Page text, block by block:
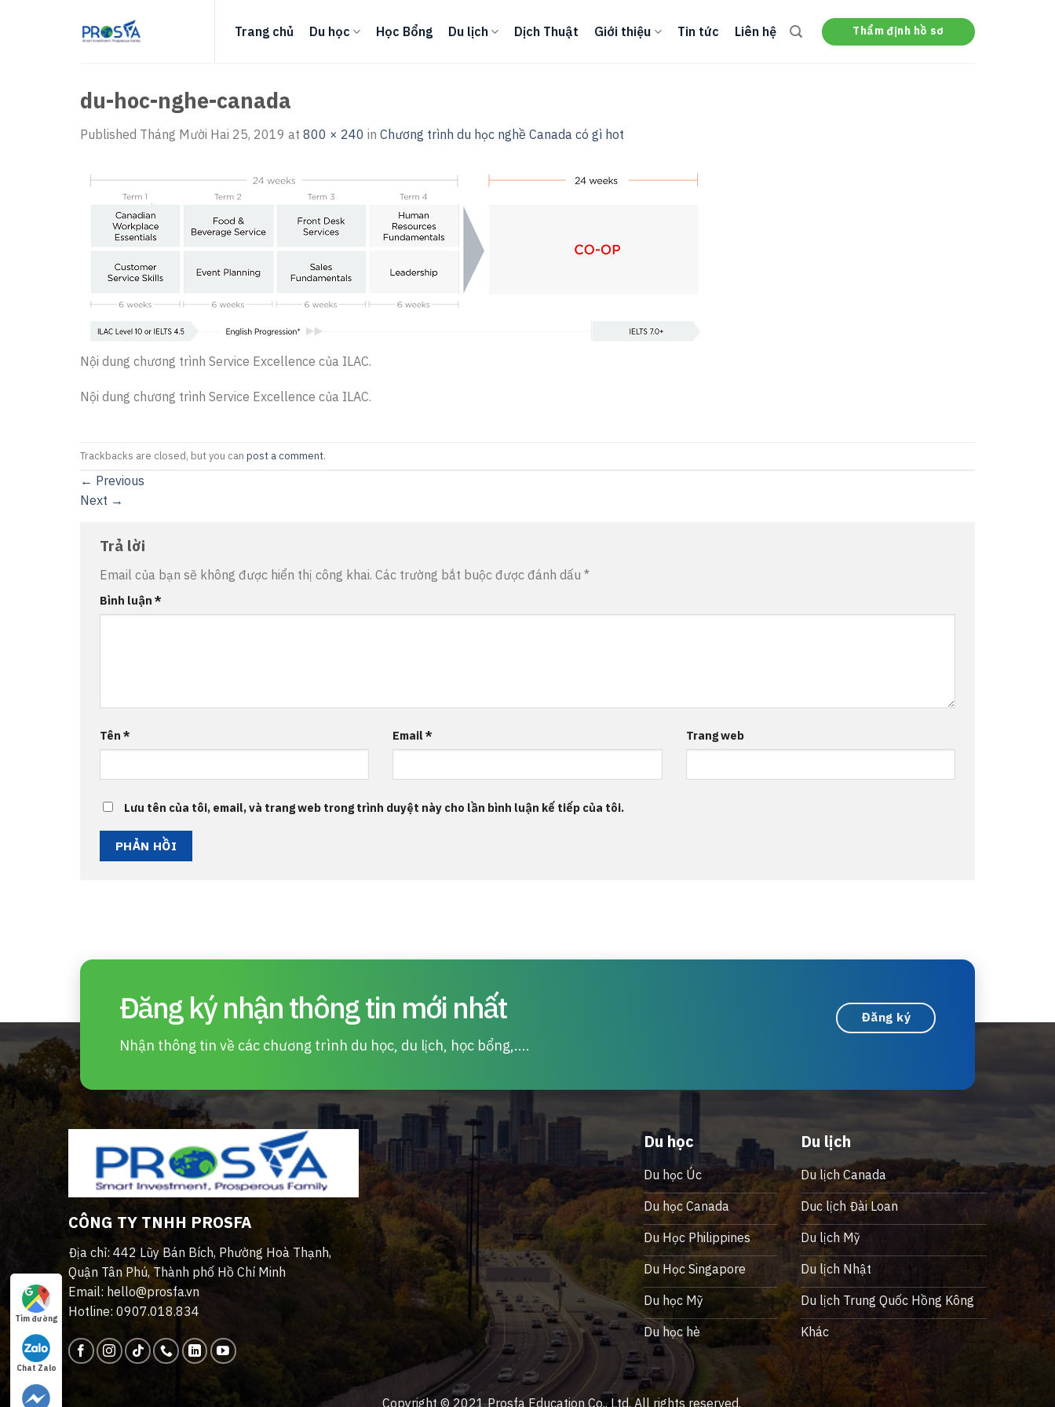
Trang chủ Du học Học Bổng Du lịch Dịch Thuật Giới thiệu Tin tức Liên hệ Thẩm định hồ sơ
du-hoc-nghe-canada
Published Tháng Mười Hai 25, 2019 at 800 × 240 in Chương trình du học nghề Canada có gì hot
Nội dung chương trình Service Excellence của ILAC.
Nội dung chương trình Service Excellence của ILAC.
Trackbacks are closed, but you can post a comment.
← Previous
Next →
Trả lời
Email của bạn sẽ không được hiển thị công khai. Các trường bắt buộc được đánh dấu *
Bình luận *
Tên * Email* Trang web
Lưu tên của tôi, email, và trang web trong trình duyệt này cho lần bình luận kế tiếp của tôi.
Đăng ký nhận thông tin mới nhất
Nhận thông tin về các chương trình du học, du lịch, học bổng,....
Đăng ký
CÔNG TY TNHH PROSFA
Địa chỉ: 442 Lũy Bán Bích, Phường Hoà Thạnh,
Quận Tân Phú, Thành phố Hồ Chí Minh
Email: hello@prosfa.vn
Hotline: 0907.018.834
Du học
Du học Úc
Du học Canada
Du Học Philippines
Du Học Singapore
Du học Mỹ
Du học hè
Du lịch
Du lịch Canada
Duc lịch Đài Loan
Du lịch Mỹ
Du lịch Nhật
Du lịch Trung Quốc Hồng Kông
Khác
Copyright © 2021 Prosfa Education Co., Ltd. All rights reserved.
Tìm đường
Chat Zalo